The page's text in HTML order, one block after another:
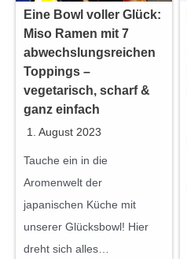
u
d
e
l
s
u
p
p
e
M
e
Eine Bowl voller Glück:
Miso Ramen mit 7
abwechslungsreichen
Toppings –
vegetarisch, scharf &
ganz einfach
1. August 2023
Tauche ein in die
Aromenwelt der
japanischen Küche mit
unserer Glücksbowl! Hier
dreht sich alles…